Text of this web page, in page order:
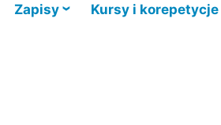
Zapisy Kursy i korepetycje